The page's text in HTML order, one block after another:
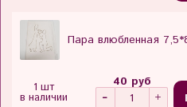
Пара влюбленная
1 шт
в наличии
40 руб